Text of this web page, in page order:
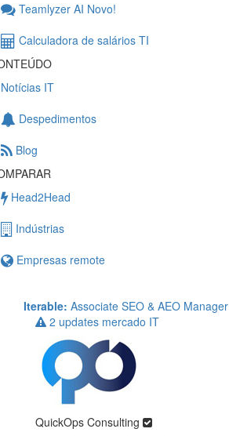
Teamlyzer AI Novo!
Calculadora de salários TI
Notícias IT
Despedimentos
Blog
Head2Head
Indústrias
Empresas remote
Iterable: Associate SEO & AEO Manager
2 updates mercado IT
QuickOps Consulting